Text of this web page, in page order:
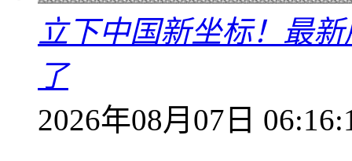
立下中国新坐标！最
了
2026年08月07日